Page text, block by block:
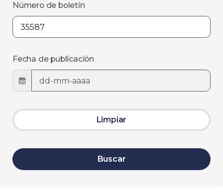
Número de boletín
Fecha de publicación
Limpiar
Buscar